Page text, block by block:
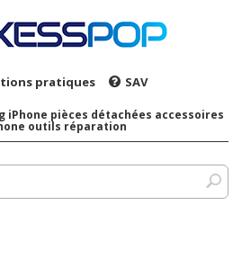
pratiques SAV
iPhone pièces détachées accessoires
outils réparation